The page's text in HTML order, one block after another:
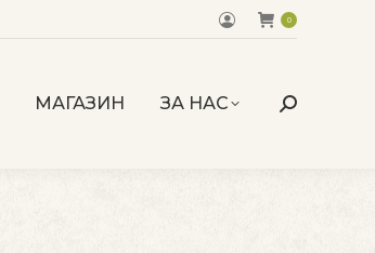
0
МАГАЗИН ЗА НАС Search: